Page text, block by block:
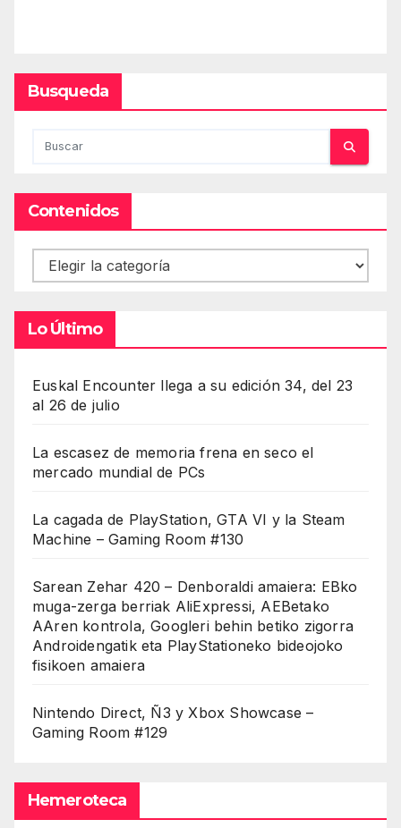
Busqueda
Contenidos
Contenidos
Lo Último
Euskal Encounter llega a su edición 34, del 23
al 26 de julio
La escasez de memoria frena en seco el
mercado mundial de PCs
La cagada de PlayStation, GTA VI y la Steam
Machine – Gaming Room #130
Sarean Zehar 420 – Denboraldi amaiera: EBko
muga-zerga berriak AliExpressi, AEBetako
AAren kontrola, Googleri behin betiko zigorra
Androidengatik eta PlayStationeko bideojoko
fisikoen amaiera
Nintendo Direct, Ñ3 y Xbox Showcase –
Gaming Room #129
Hemeroteca